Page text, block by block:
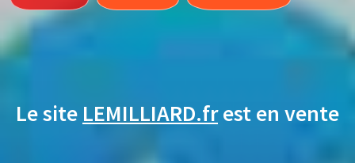
Le site LEMILLIARD.frest en vente